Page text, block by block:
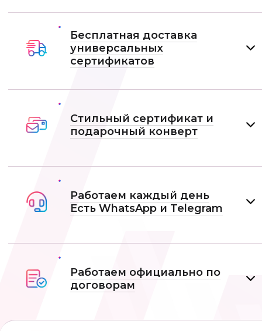
Бесплатная доставка
универсальных
сертификатов
Стильный сертификат и
подарочный конверт
Работаем каждый день
Есть WhatsApp и Telеgram
Работаем официально по
договорам